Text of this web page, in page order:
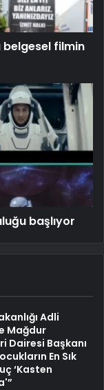
belgesel filmin
başlıyor
Adli
Mağdur
Dairesi Başkanı
En Sık
‘Kasten